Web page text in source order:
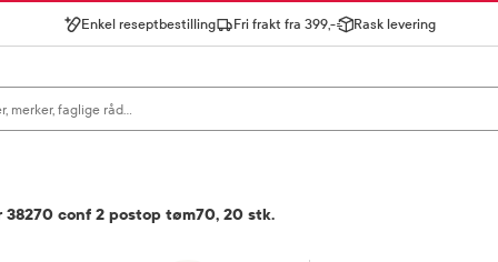
Enkel reseptbestilling Fri frakt fra 399,- Rask levering
38270 conf 2 postop tøm70, 20 stk.